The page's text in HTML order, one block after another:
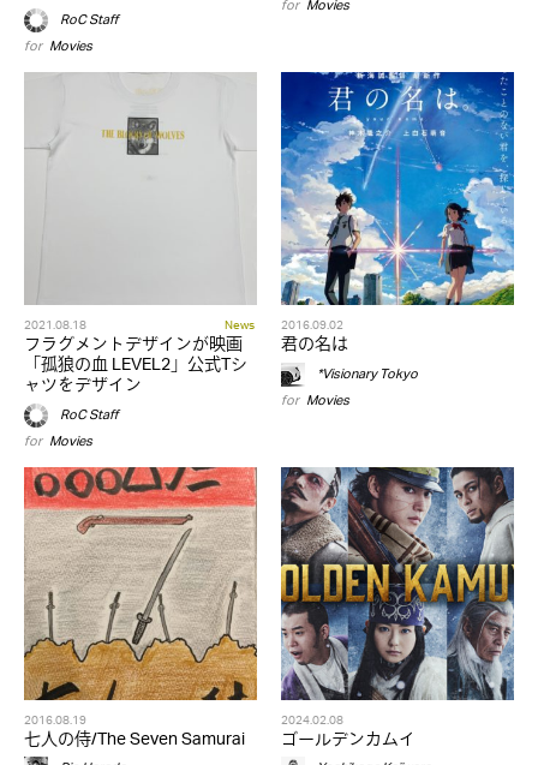
RoC Staff
for Movies
2021.08.18 News
フラグメントデザインが映画
「孤狼の血 LEVEL2」公式Tシ
ャツをデザイン
RoC Staff
for Movies
2016.09.02
君の名は
*Visionary Tokyo
for Movies
2016.08.19
七人の侍/The Seven Samurai
2024.02.08
ゴールデンカムイ